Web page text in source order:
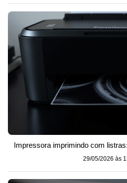
Impressora imprimindo com
29/05/2026 às